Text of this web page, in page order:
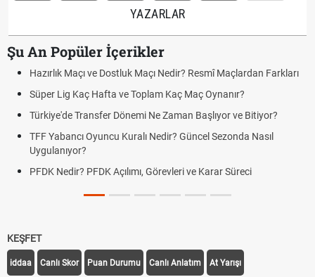
YAZARLAR
Şu An Popüler İçerikler
Hazırlık Maçı ve Dostluk Maçı Nedir? Resmî Maçlardan Farkları
Süper Lig Kaç Hafta ve Toplam Kaç Maç Oynanır?
Türkiye'de Transfer Dönemi Ne Zaman Başlıyor ve Bitiyor?
TFF Yabancı Oyuncu Kuralı Nedir? Güncel Sezonda Nasıl
Uygulanıyor?
PFDK Nedir? PFDK Açılımı, Görevleri ve Karar Süreci
KEŞFET
iddaa Canlı Skor Puan Durumu Canlı Anlatım At Yarışı